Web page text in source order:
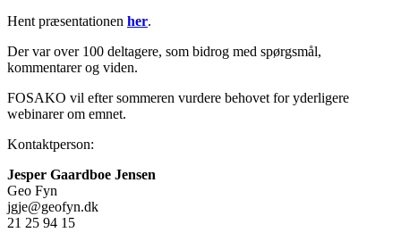
Hent præsentationen her.
Der var over 100 deltagere, som bidrog med spørgsmål,
kommentarer og viden.
FOSAKO vil efter sommeren vurdere behovet for yderligere
webinarer om emnet.
Kontaktperson:
Jesper Gaardboe Jensen
Geo Fyn
jgje@geofyn.dk
21 25 94 15